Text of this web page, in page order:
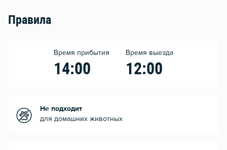
Правила
Время прибытия
14:00
Время выезда
12:00
Не подходит
для домашних животных